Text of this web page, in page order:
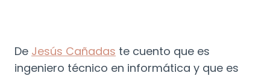
De Jesús Cañadas te cuento que es
ingeniero técnico en informática y que es